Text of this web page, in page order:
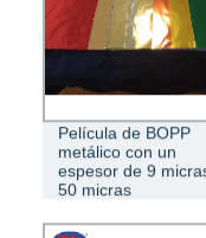
Película de BOPP
metálico con un
espesor de 9
50 micras